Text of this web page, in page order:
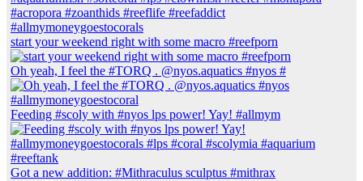
start your weekend right with some macro #reefporn
Oh yeah, I feel the #TORQ . @nyos.aquatics #nyos #
Feeding #scoly with #nyos lps power! Yay! #allmym
Got a new addition: #Mithraculus sculptus #mithrax